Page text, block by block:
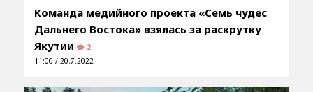
Команда медийного проекта «Семь чудес
Дальнего Востока» взялась за раскрутку
Якутии
2
11:00 / 20.7.2022